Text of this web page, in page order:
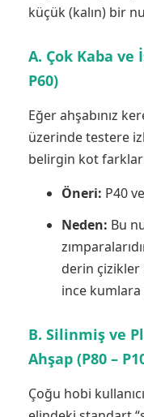
küçük (kalın) bir
A. Çok Kaba ve
P60)
Eğer ahşabınız
üzerinde testere
belirgin kot
Öneri: P40
Neden: Bu
derin çizikler
ince
B. Silinmiş ve
Ahşap (P80 –
Çoğu hobi